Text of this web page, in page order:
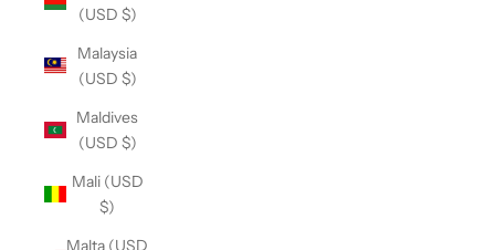
(USD $)
Malaysia
(USD $)
Maldives
(USD $)
Mali (USD
$)
Malta (USD